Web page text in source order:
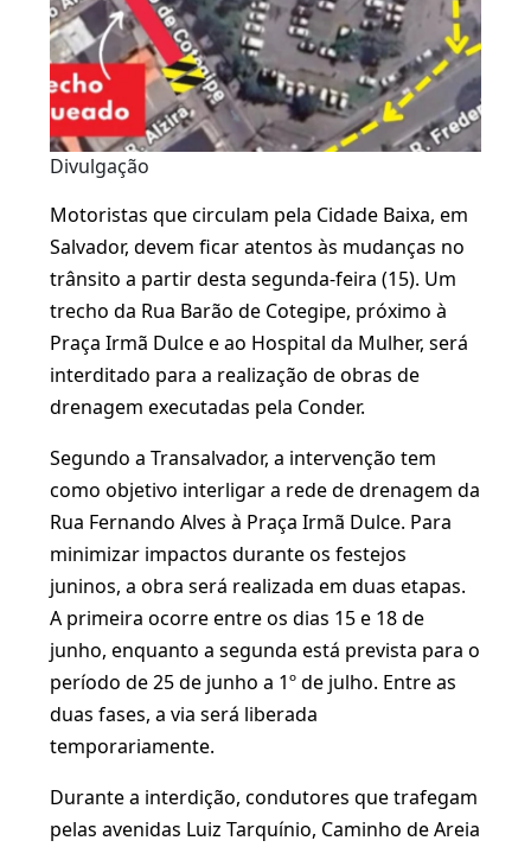
Divulgação
Motoristas que circulam pela Cidade Baixa, em
Salvador, devem ficar atentos às mudanças no
trânsito a partir desta segunda-feira (15). Um
trecho da Rua Barão de Cotegipe, próximo à
Praça Irmã Dulce e ao Hospital da Mulher, será
interditado para a realização de obras de
drenagem executadas pela Conder.
Segundo a Transalvador, a intervenção tem
como objetivo interligar a rede de drenagem da
Rua Fernando Alves à Praça Irmã Dulce. Para
minimizar impactos durante os festejos
juninos, a obra será realizada em duas etapas.
A primeira ocorre entre os dias 15 e 18 de
junho, enquanto a segunda está prevista para o
período de 25 de junho a 1º de julho. Entre as
duas fases, a via será liberada
temporariamente.
Durante a interdição, condutores que trafegam
pelas avenidas Luiz Tarquínio, Caminho de Areia